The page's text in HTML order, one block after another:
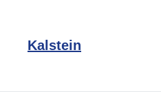
Kalstein